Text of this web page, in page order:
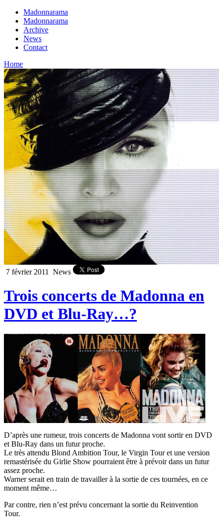
Madonnarama
Madonnarama
Archive
News
Contact
Home
7 février 2011 News
Trois concerts de Madonna en
DVD et Blu-Ray…?
D’après une rumeur, trois concerts de Madonna vont sortir en DVD
et Blu-Ray dans un futur proche.
Le très attendu Blond Ambition Tour, le Virgin Tour et une version
remastérisée du Girlie Show pourraient être à prévoir dans un futur
assez proche.
Warner serait en train de travailler à la sortie de ces tournées, en ce
moment même…
Par contre, rien n’est prévu concernant la sortie du Reinvention
Tour.